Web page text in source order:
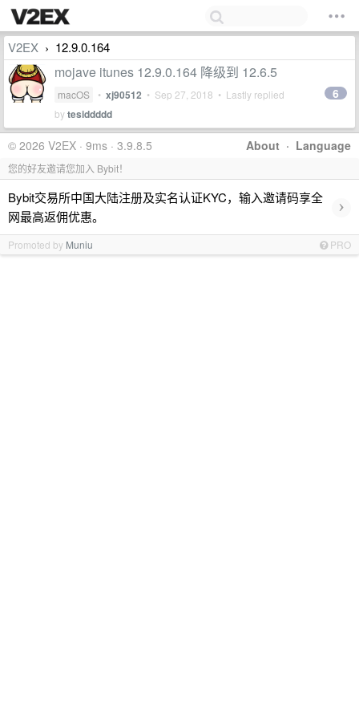
V2EX › 12.9.0.164
mojave itunes 12.9.0.164 降级到 12.6.5
macOS • xj90512 • Sep 27, 2018 • Lastly replied
bytesiddddd
6
About · Language
© 2026 V2EX · 9ms · 3.9.8.5
您的好友邀请您加入 Bybit！
Bybit交易所中国大陆注册及实名认证KYC，输入邀请码享全
网最高返佣优惠。
›
Promoted by Muniu PRO